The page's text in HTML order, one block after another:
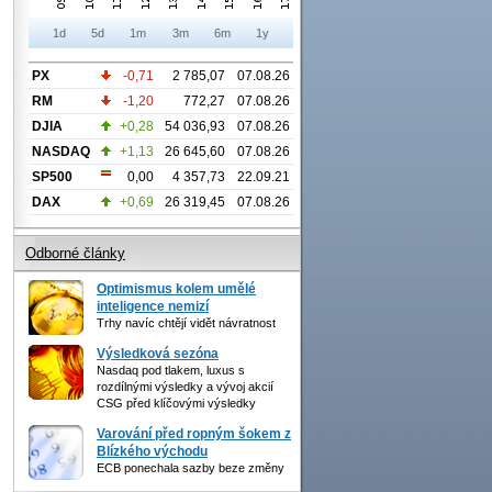
1d 5d 1m 3m 6m 1y
PX -0,71 2 785,07
07.08.26
RM
-1,20 772,27
07.08.26
DJIA
+0,28 54 036,93
07.08.26
NASDAQ
+1,13 26 645,60
07.08.26
SP500
0,00 4 357,73
22.09.21
DAX
+0,69 26 319,45 07.08.26
Odborné články
Optimismus kolem umělé
inteligence nemizí
Trhy navíc chtějí vidět návratnost
Výsledková sezóna
Nasdaq pod tlakem, luxus s
rozdílnými výsledky a vývoj akcií
CSG před klíčovými výsledky
Varování před ropným šokem z
Blízkého východu
ECB ponechala sazby beze změny